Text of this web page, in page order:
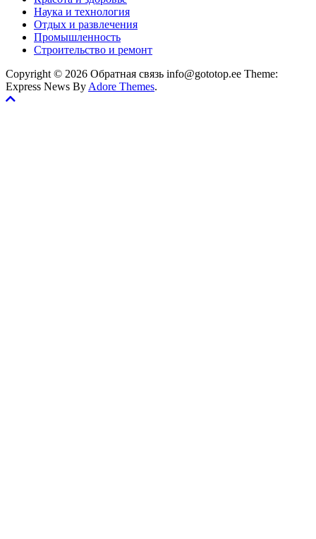
Наука и технология
Отдых и развлечения
Промышленность
Строительство и ремонт
Copyright © 2026 Обратная связь info@gototop.ee Theme:
Express News ByAdore Themes.